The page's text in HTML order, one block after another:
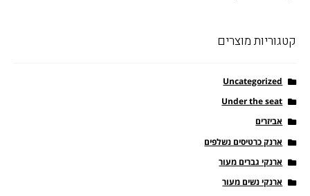
קטגוריות מוצרים
Uncategorized
Under the seat
אביזרים
ארנק כרטיסים נשלפים
ארנקי גברים מעור
ארנקי נשים מעור